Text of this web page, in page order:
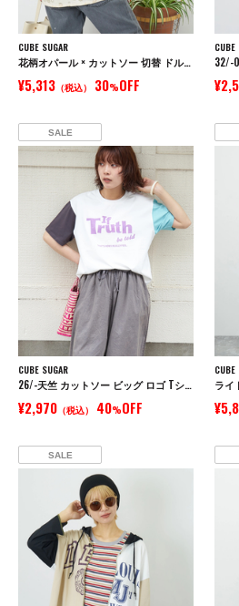
CUBE SUGAR
花柄オパール × カットソー 切替 ドルマン Tシャツ
¥5,313 （税込） 30%OFF
CUBE
SALE
CUBE SUGAR
26/-天竺 カットソー ビッグ ロゴ Tシャツ
¥2,970 （税込） 40%OFF
CUBE
ライ
SALE